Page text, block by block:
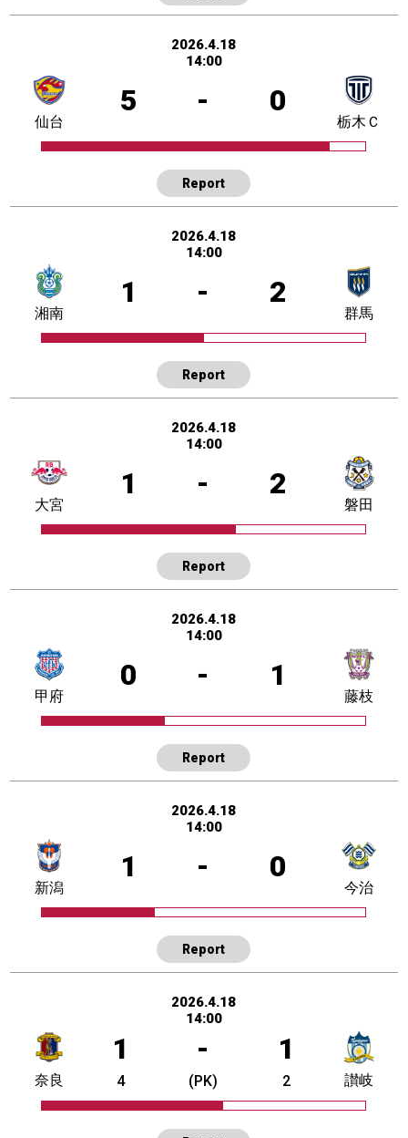
2026.4.18
14:00
5 - 0
仙台 栃木Ｃ
Report
2026.4.18
14:00
1 - 2
湘南 群馬
Report
2026.4.18
14:00
1 - 2
大宮 磐田
Report
2026.4.18
14:00
0 - 1
甲府 藤枝
Report
2026.4.18
14:00
1 - 0
新潟 今治
Report
2026.4.18
14:00
1 - 1
奈良 4 (PK) 2 讃岐